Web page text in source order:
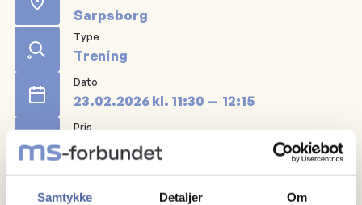
Samtykke Detaljer Om
Sarpsborg
Type
Trening
Dato
23.02.2026 kl. 11:30 12:15
Pris
Gratis for medlemmer
Sarpsborg MS-forening